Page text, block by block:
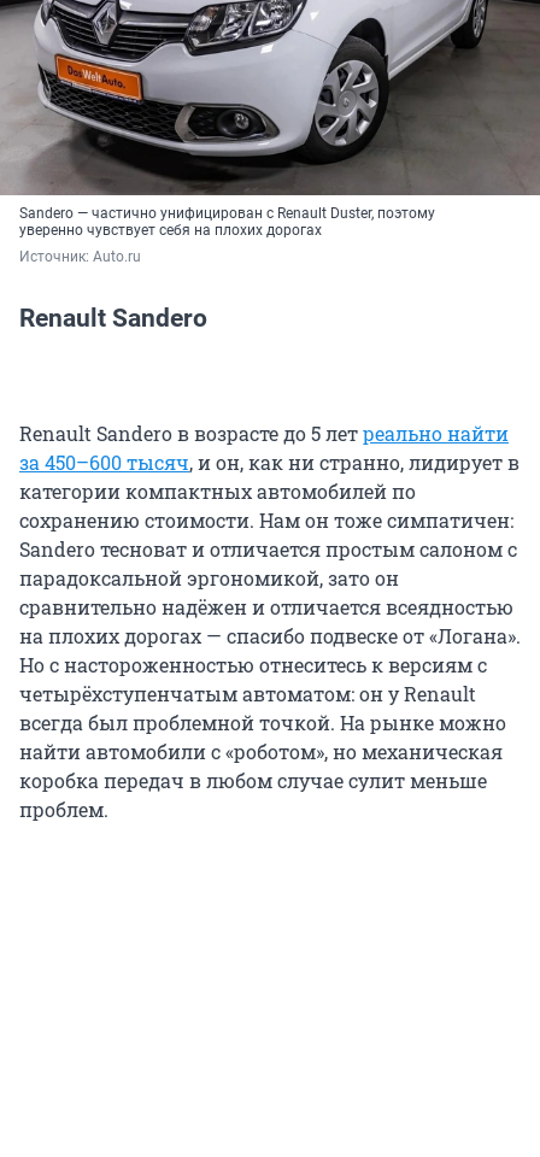
Sandero — частично унифицирован с Renault Duster, поэтому
уверенно чувствует себя на плохих дорогах
Источник: Auto.ru
Renault Sandero
Renault Sandero в возрасте до 5 летреально найти
за 450–600 тысяч, и он, как ни странно, лидирует в
категории компактных автомобилей по
сохранению стоимости. Нам он тоже симпатичен:
Sandero тесноват и отличается простым салоном с
парадоксальной эргономикой, зато он
сравнительно надёжен и отличается всеядностью
на плохих дорогах — спасибо подвеске от «Логана».
Но с настороженностью отнеситесь к версиям с
четырёхступенчатым автоматом: он у Renault
всегда был проблемной точкой. На рынке можно
найти автомобили с «роботом», но механическая
коробка передач в любом случае сулит меньше
проблем.